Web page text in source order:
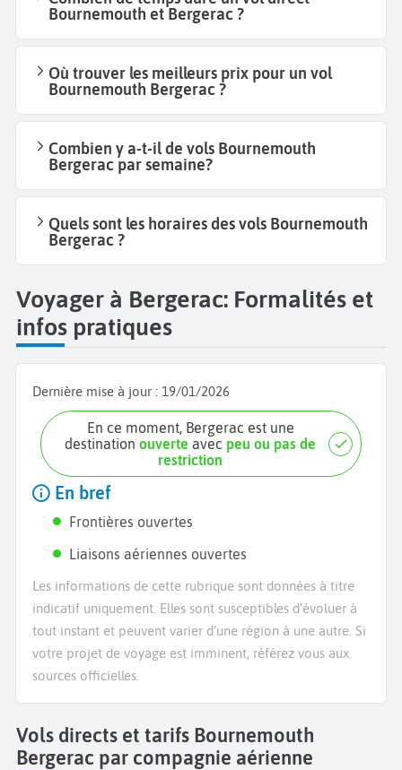
Bournemouth et Bergerac ?
Où trouver les meilleurs prix pour un vol
Bournemouth Bergerac ?
Combien y a-t-il de vols Bournemouth
Bergerac par semaine?
Quels sont les horaires des vols Bournemouth
Bergerac ?
Voyager à Bergerac: Formalités et
infos pratiques
Dernière mise à jour : 19/01/2026
En ce moment, Bergerac est une
destinationouverte avec peu ou pas de
restriction
En bref
Frontières ouvertes
Liaisons aériennes ouvertes
Les informations de cette rubrique sont données à titre
indicatif uniquement. Elles sont susceptibles d’évoluer à
tout instant et peuvent varier d’une région à une autre. Si
votre projet de voyage est imminent, référez vous aux
sources officielles.
Vols directs et tarifs Bournemouth
Bergerac par compagnie aérienne